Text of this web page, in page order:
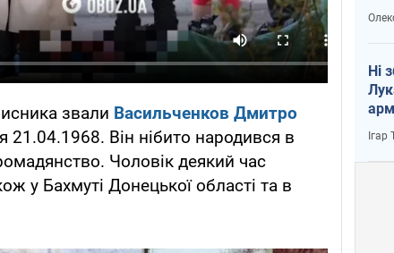
звали Васильченков Дмитро
21.04.1968. Він нібито народився в
Чоловік деякий час
у Бахмуті Донецької області та в
Ні